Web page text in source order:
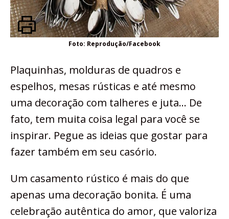
Foto: Reprodução/Facebook
Plaquinhas, molduras de quadros e
espelhos, mesas rústicas e até mesmo
uma decoração com talheres e juta… De
fato, tem muita coisa legal para você se
inspirar. Pegue as ideias que gostar para
fazer também em seu casório.
Um casamento rústico é mais do que
apenas uma decoração bonita. É uma
celebração autêntica do amor, que valoriza